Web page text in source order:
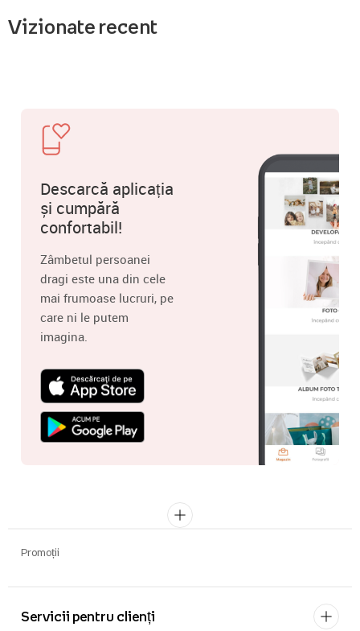
Vizionate recent
Descarcă aplicația
și cumpără
confortabil!
Zâmbetul persoanei
dragi este una din cele
mai frumoase lucruri, pe
care ni le putem
imagina.
Promoții
Servicii pentru clienți